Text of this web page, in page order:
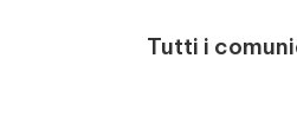
Tutti i